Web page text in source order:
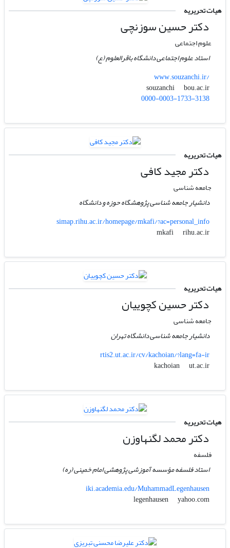
هیات تحریریه
دکتر حسین سوزنچی
علوم اجتماعی
استاد علوم اجتماعی دانشگاه باقرالعلوم (ع)
www.souzanchi.ir/
souzanchi
bou.ac.ir
0000-0003-1733-3138
هیات تحریریه
دکتر مجید کافی
جامعه شناسی
دانشیار جامعه شناسی پژوهشگاه حوزه و دانشگاه
simap.rihu.ac.ir/homepage/mkafi/?ac=personal_info
mkafi
rihu.ac.ir
هیات تحریریه
دکتر حسین کچوییان
جامعه شناسی
دانشیار جامعه شناسی دانشگاه تهران
rtis2.ut.ac.ir/cv/kachoian/?lang=fa-ir
kachoian
ut.ac.ir
هیات تحریریه
دکتر محمد لگنهاوزن
فلسفه
استاد فلسفه مؤسسه آموزشی پژوهشی امام خمینی (ره)
iki.academia.edu/MuhammadLegenhausen
legenhausen
yahoo.com